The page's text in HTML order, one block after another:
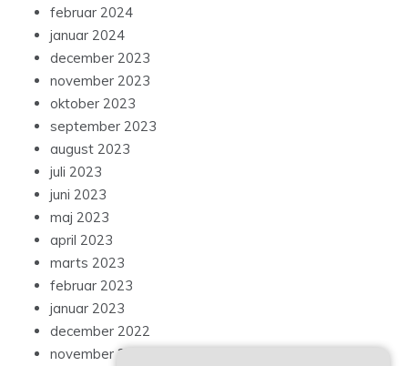
februar 2024
januar 2024
december 2023
november 2023
oktober 2023
september 2023
august 2023
juli 2023
juni 2023
maj 2023
april 2023
marts 2023
februar 2023
januar 2023
december 2022
november 2022